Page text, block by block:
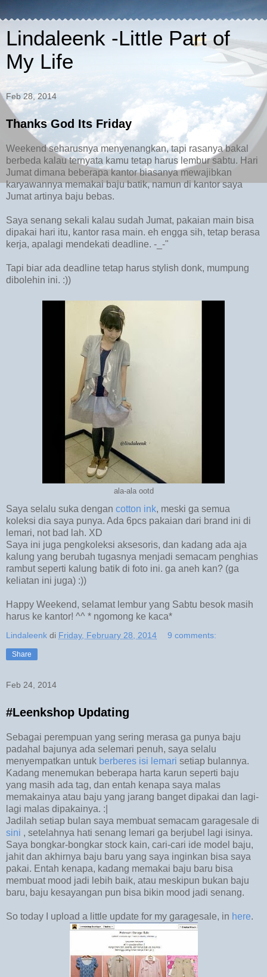
Lindaleenk -Little Part of
My Life
Feb 28, 2014
Thanks God Its Friday
Weekend seharusnya menyenangkan, tapi rasanya bakal
berbeda kalau ternyata kamu tetap harus lembur sabtu. Hari
Jumat dimana beberapa kantor biasanya mewajibkan
karyawannya memakai baju batik, namun di kantor saya
Jumat artinya baju bebas.
Saya senang sekali kalau sudah Jumat, pakaian main bisa
dipakai hari itu, kantor rasa main. eh engga sih, tetap berasa
kerja, apalagi mendekati deadline. -_-"
Tapi biar ada deadline tetap harus stylish donk, mumpung
dibolehin ini. :))
ala-ala ootd
Saya selalu suka dengan cotton ink, meski ga semua
koleksi dia saya punya. Ada 6pcs pakaian dari brand ini di
lemari, not bad lah. XD
Saya ini juga pengkoleksi aksesoris, dan kadang ada aja
kalung yang berubah tugasnya menjadi semacam penghias
rambut seperti kalung batik di foto ini. ga aneh kan? (ga
keliatan ini juga) :))
Happy Weekend, selamat lembur yang Sabtu besok masih
harus ke kantor! ^^ * ngomong ke kaca*
Lindaleenk di Friday, February 28, 2014 9 comments:
Share
Feb 24, 2014
#Leenkshop Updating
Sebagai perempuan yang sering merasa ga punya baju
padahal bajunya ada selemari penuh, saya selalu
menyempatkan untuk berberes isi lemari setiap bulannya.
Kadang menemukan beberapa harta karun seperti baju
yang masih ada tag, dan entah kenapa saya malas
memakainya atau baju yang jarang banget dipakai dan lagi-
lagi malas dipakainya. :|
Jadilah setiap bulan saya membuat semacam garagesale di
sini , setelahnya hati senang lemari ga berjubel lagi isinya.
Saya bongkar-bongkar stock kain, cari-cari ide model baju,
jahit dan akhirnya baju baru yang saya inginkan bisa saya
pakai. Entah kenapa, kadang memakai baju baru bisa
membuat mood jadi lebih baik, atau meskipun bukan baju
baru, baju kesayangan pun bisa bikin mood jadi senang.
So today I upload a little update for my garagesale, in here.